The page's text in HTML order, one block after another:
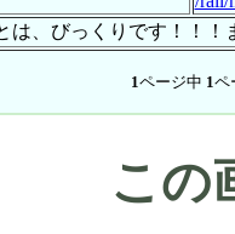
、びっくりです！！！
1ページ中 1ペ
この